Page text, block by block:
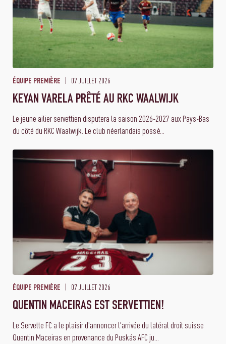
ÉQUIPE PREMIÈRE 07 JUILLET 2026
KEYAN VARELA PRÊTÉ AU RKC WAALWIJK
Le jeune ailier servettien disputera la saison 2026-2027 aux Pays-Bas
du côté du RKC Waalwijk. Le club néerlandais possè...
ÉQUIPE PREMIÈRE 07 JUILLET 2026
QUENTIN MACEIRAS EST SERVETTIEN!
Le Servette FC a le plaisir d'annoncer l'arrivée du latéral droit suisse
Quentin Maceiras en provenance du Puskás AFC ju...